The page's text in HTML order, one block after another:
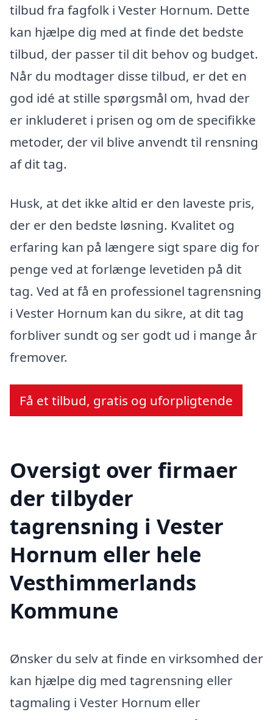
tilbud fra fagfolk i Vester Hornum. Dette
kan hjælpe dig med at finde det bedste
tilbud, der passer til dit behov og budget.
Når du modtager disse tilbud, er det en
god idé at stille spørgsmål om, hvad der
er inkluderet i prisen og om de specifikke
metoder, der vil blive anvendt til rensning
af dit tag.
Husk, at det ikke altid er den laveste pris,
der er den bedste løsning. Kvalitet og
erfaring kan på længere sigt spare dig for
penge ved at forlænge levetiden på dit
tag. Ved at få en professionel tagrensning
i Vester Hornum kan du sikre, at dit tag
forbliver sundt og ser godt ud i mange år
fremover.
Få et tilbud, gratis og uforpligtende
Oversigt over firmaer
der tilbyder
tagrensning i Vester
Hornum eller hele
Vesthimmerlands
Kommune
Ønsker du selv at finde en virksomhed der
kan hjælpe dig med tagrensning eller
tagmaling i Vester Hornum eller